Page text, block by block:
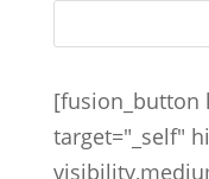
[fusion_button
target="_self"